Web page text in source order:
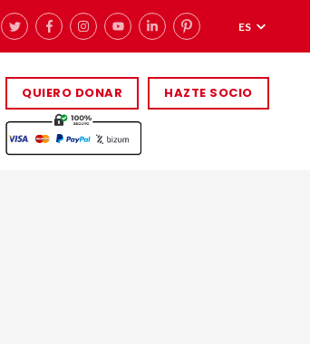
ES
QUIERO DONAR HAZTE SOCIO